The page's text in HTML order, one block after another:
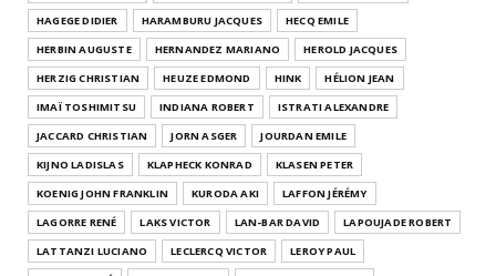
HAGEGE DIDIER
HARAMBURU JACQUES
HECQ EMILE
HERBIN AUGUSTE
HERNANDEZ MARIANO
HEROLD JACQUES
HERZIG CHRISTIAN
HEUZE EDMOND HINK
HÉLION JEAN
IMAÏ TOSHIMITSU
INDIANA ROBERT
ISTRATI ALEXANDRE
JACCARD CHRISTIAN
JORN ASGER
JOURDAN EMILE
KIJNO LADISLAS
KLAPHECK KONRAD
KLASEN PETER
KOENIG JOHN FRANKLIN
KURODA AKI
LAFFON JÉRÉMY
LAGORRE RENÉ
LAKS VICTOR LAN-BAR DAVID
LAPOUJADE ROBERT
LATTANZI LUCIANO
LECLERCQ VICTOR
LEROY PAUL